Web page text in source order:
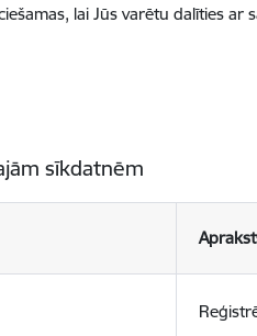
lai Jūs varētu dalīties
sīkdatnēm